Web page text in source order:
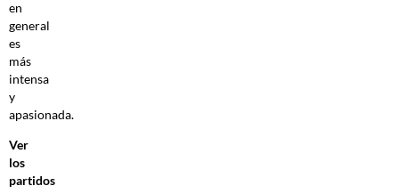
en
general
es
más
intensa
y
apasionada.
Ver
los
partidos